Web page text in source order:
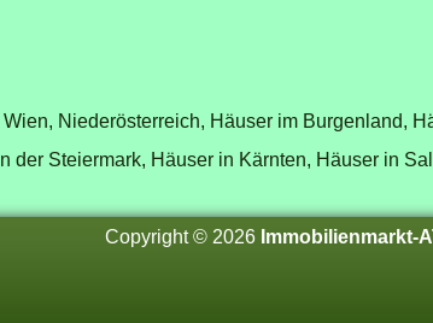
, Niederösterreich, Häuser im Burgenland,
der Steiermark, Häuser in Kärnten, Häuser in
Copyright © 2026 Immobilienmarkt-